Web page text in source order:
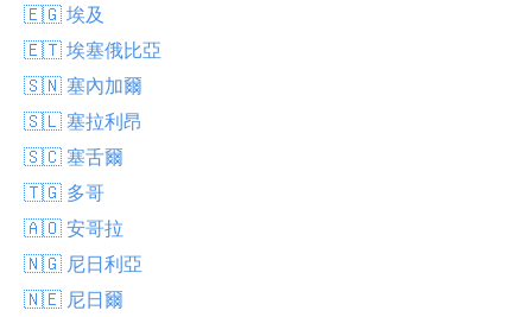
🇪🇬 埃及
🇪🇹 埃塞俄比亞
🇸🇳 塞內加爾
🇸🇱 塞拉利昂
🇸🇨 塞舌爾
🇹🇬 多哥
🇦🇴 安哥拉
🇳🇬 尼日利亞
🇳🇪 尼日爾